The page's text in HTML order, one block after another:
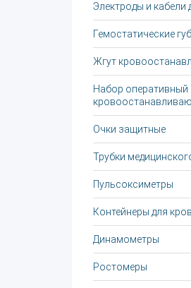
Электроды и кабели
Гемостатические
Жгут
Набор оперативный
Очки защитные
Трубки
Пульсоксиметры
Контейнеры для
Динамометры
Ростомеры